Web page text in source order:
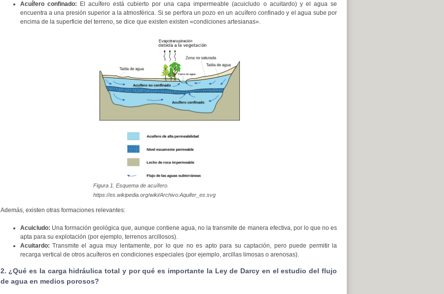
Acuífero confinado: El acuífero está cubierto por una capa impermeable (acuicludo o acuitardo) y el agua se
encuentra a una presión superior a la atmosférica. Si se perfora un pozo en un acuífero confinado y el agua sube por
encima de la superficie del terreno, se dice que existen existen «condiciones artesianas».
Figura 1. Esquema de acuífero.
https://es.wikipedia.org/wiki/Archivo:Aquifer_es.svg
Además, existen otras formaciones relevantes:
Acuicludo: Una formación geológica que, aunque contiene agua, no la transmite de manera efectiva, por lo que no es
apta para su explotación (por ejemplo, terrenos arcillosos).
Acuitardo: Transmite el agua muy lentamente, por lo que no es apto para su captación, pero puede permitir la
recarga vertical de otros acuíferos en condiciones especiales (por ejemplo, arcillas limosas o arenosas).
2. ¿Qué es la carga hidráulica total y por qué es importante la Ley de Darcy en el estudio del flujo
de agua en medios porosos?